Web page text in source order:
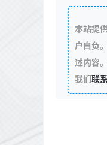
本站提
户自负
述内容
我们联